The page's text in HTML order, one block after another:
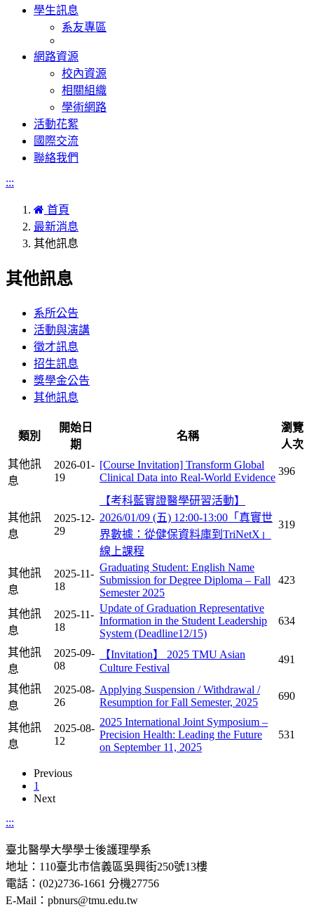
學生訊息
系友專區
網路資源
校內資源
相關組織
學術網路
活動花絮
國際交流
聯絡我們
:::
首頁
最新消息
其他訊息
其他訊息
系所公告
活動與演講
徵才訊息
招生訊息
獎學金公告
其他訊息
類別
開始日
期
名稱
瀏覽
人次
其他訊
息
2026-01-
19
[Course Invitation] Transform Global
Clinical Data into Real-World Evidence
396
其他訊
息
2025-12-
29
【考科藍實證醫學研習活動】
2026/01/09 (五) 12:00-13:00「真實世
界數據：從健保資料庫到TriNetX」
線上課程
319
其他訊
息
2025-11-
18
Graduating Student: English Name
Submission for Degree Diploma – Fall
Semester 2025
423
其他訊
息
2025-11-
18
Update of Graduation Representative
Information in the Student Leadership
System (Deadline12/15)
634
其他訊
息
2025-09-
08
【Invitation】 2025 TMU Asian
Culture Festival
491
其他訊
息
2025-08-
26
Applying Suspension / Withdrawal /
Resumption for Fall Semester, 2025
690
其他訊
息
2025-08-
12
2025 International Joint Symposium –
Precision Health: Leading the Future
on September 11, 2025
531
Previous
1
Next
:::
臺北醫學大學學士後護理學系
地址：110臺北市信義區吳興街250號13樓
電話：(02)2736-1661 分機27756
E-Mail：pbnurs@tmu.edu.tw